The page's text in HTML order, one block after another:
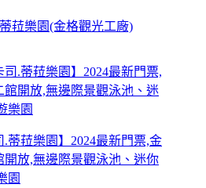
菈樂園(金格觀光工廠)
蒂菈樂園】2024最新門票,金
放,無邊際景觀泳池、迷你
園